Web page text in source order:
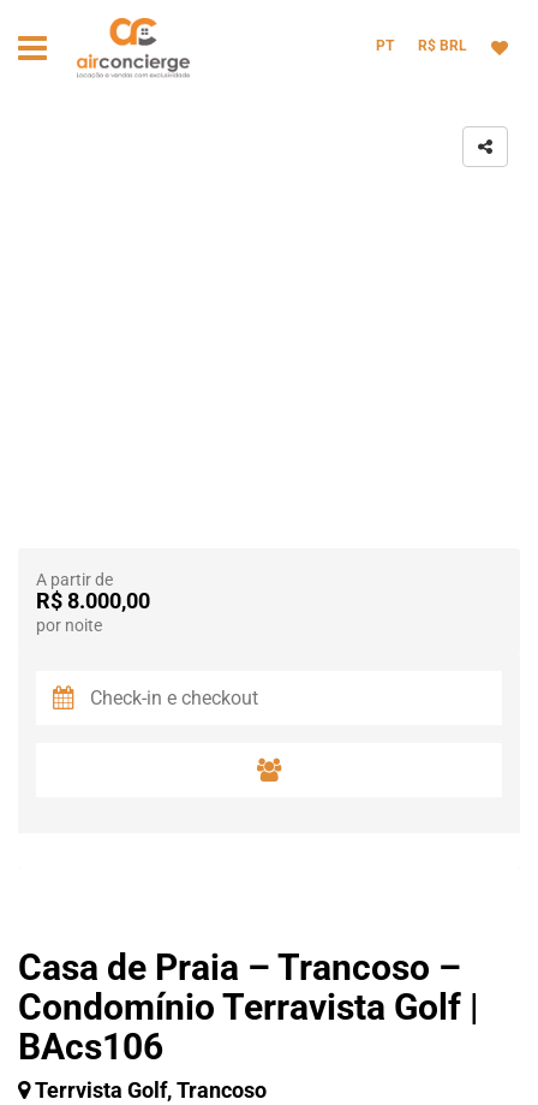
PT R$ BRL
Casa de Praia – Trancoso –
Condomínio Terravista Golf |
BAcs106
Terrvista Golf, Trancoso
A partir de
R$ 8.000,00
por noite